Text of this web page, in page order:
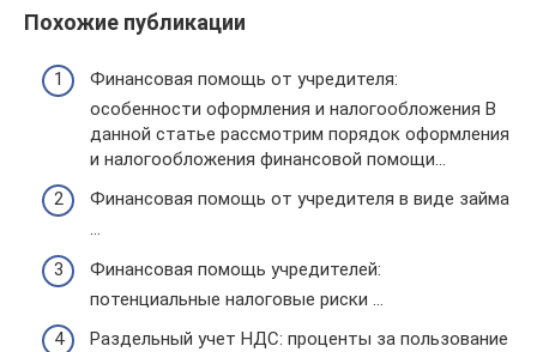
Похожие публикации
Финансовая помощь от учредителя:
особенности оформления и налогообложения В
данной статье рассмотрим порядок оформления
и налогообложения финансовой помощи…
Финансовая помощь от учредителя в виде займа
…
Финансовая помощь учредителей:
потенциальные налоговые риски …
Раздельный учет НДС: проценты за пользование